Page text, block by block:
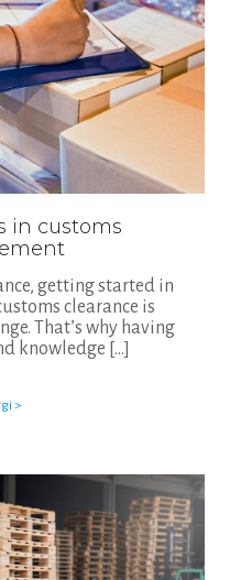
in customs
getting started in
clearance is
That’s why having
knowledge […]
>